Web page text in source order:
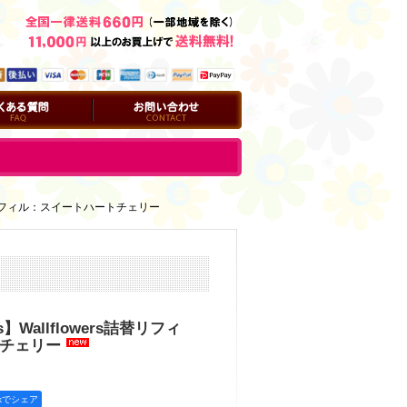
お問い合わせ
ィル：スイートハートチェリー
Wallflowers詰替リフィ
ェリー
シェア